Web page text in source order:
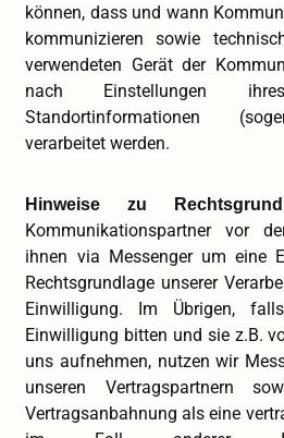
können, dass und wann
kommunizieren sowie
verwendeten Gerät der
nach Einstellungen
Standortinformationen
verarbeitet werden.
Hinweise zu
Kommunikationspartner vor
ihnen via Messenger um eine
Rechtsgrundlage unserer
Einwilligung. Im Übrigen,
Einwilligung bitten und sie z.B.
uns aufnehmen, nutzen wir
unseren Vertragspartnern
Vertragsanbahnung als eine